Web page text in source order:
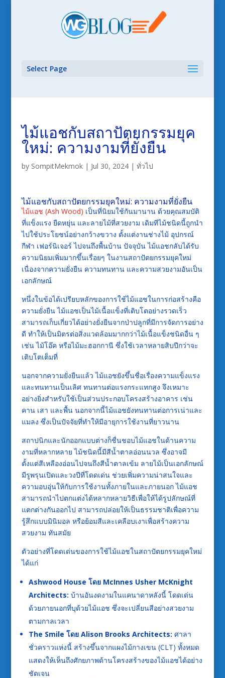
Select Page
ไม้แอชกับสถาปัตยกรรมยุค
ใหม่: ความงามที่ยั่งยืน
by SompitMekmok| Jul 30, 2024| ทั่วไป
ไม้แอชกับสถาปัตยกรรมยุคใหม่: ความงามที่ยั่งยืน
ไม้แอช (Ash Wood) เป็นที่นิยมใช้กันมานาน ด้วยคุณสมบัติ
ที่แข็งแรง ยืดหยุ่น และลายไม้ที่สวยงาม เดิมทีไม้ชนิดนี้ถูกนำ
ไปใช้ประโยชน์อย่างกว้างขวาง ตั้งแต่งานช่างไม้ อุปกรณ์
กีฬา เฟอร์นิเจอร์ ไปจนถึงพื้นบ้าน ปัจจุบัน ไม้แอชกลับได้รับ
ความนิยมเพิ่มมากขึ้นเรื่อยๆ ในงานสถาปัตยกรรมยุคใหม่
เนื่องจากความยั่งยืน ความทนทาน และความสวยงามอันเป็น
เอกลักษณ์
หนึ่งในข้อได้เปรียบหลักของการใช้ไม้แอชในการก่อสร้างคือ
ความยั่งยืน ไม้แอชเป็นไม้เนื้อแข็งที่เติบโตอย่างรวดเร็ว
สามารถเก็บเกี่ยวได้อย่างยั่งยืนจากป่าปลูกที่มีการจัดการอย่าง
ดี ทำให้เป็นมิตรต่อสิ่งแวดล้อมมากกว่าไม้เนื้อแข็งชนิดอื่น ๆ
เช่น ไม้โอ๊ค หรือไม้มะฮอกกานี ซึ่งใช้เวลาหลายสิบปีกว่าจะ
เติบโตเต็มที่
นอกจากความยั่งยืนแล้ว ไม้แอชยังขึ้นชื่อเรื่องความแข็งแรง
และทนทานเป็นเลิศ ทนทานต่อแรงกระแทกสูง จึงเหมาะ
อย่างยิ่งสำหรับใช้เป็นส่วนประกอบโครงสร้างอาคาร เช่น
คาน เสา และพื้น นอกจากนี้ไม้แอชยังทนทานต่อการเน่าและ
แมลง ซึ่งเป็นปัจจัยที่ทำให้มีอายุการใช้งานที่ยาวนาน
สถาปนิกและนักออกแบบต่างก็ชื่นชอบไม้แอชในด้านความ
งามที่หลากหลาย ไม้ชนิดนี้มีสีน้ำตาลอ่อนนวล ซึ่งอาจมี
ตั้งแต่สีเหลืองอ่อนไปจนถึงสีน้ำตาลเข้ม ลายไม้เป็นเอกลักษณ์
มีรูพรุนเปิดและวงปีที่โดดเด่น ช่วยเพิ่มความน่าสนใจและ
ความอบอุ่นให้กับการใช้งานทั้งภายในและภายนอก ไม้แอช
สามารถนำไปตกแต่งได้หลากหลายวิธีเพื่อให้ได้รูปลักษณ์ที่
แตกต่างกันออกไป สามารถปล่อยให้เป็นธรรมชาติเพื่อความ
รู้สึกแบบมินิมอล หรือย้อมสีและเคลือบเงาเพื่อสร้างความ
สวยงาม ทันสมัย
ตัวอย่างที่โดดเด่นของการใช้ไม้แอชในสถาปัตยกรรมยุคใหม่
ได้แก่
Ashwood House โดย McInnes Usher McKnight
Architects: บ้านอันงดงามในแคนาดาหลังนี้ โดดเด่น
ด้วยภายนอกที่บุด้วยไม้แอช ซึ่งจะเปลี่ยนสีอย่างสวยงาม
ตามกาลเวลา
The Smile โดย Alison Brooks Architects: ศาลา
ชั่วคราวแห่งนี้ สร้างขึ้นจากแผงไม้กางเขน (CLT) ทั้งหมด
แสดงให้เห็นถึงศักยภาพด้านโครงสร้างของไม้แอชได้อย่าง
ชัดเจน